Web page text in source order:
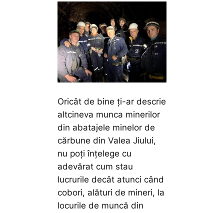
Oricât de bine ți-ar descrie
altcineva munca minerilor
din abatajele minelor de
cărbune din Valea Jiului,
nu poți înțelege cu
adevărat cum stau
lucrurile decât atunci când
cobori, alături de mineri, la
locurile de muncă din